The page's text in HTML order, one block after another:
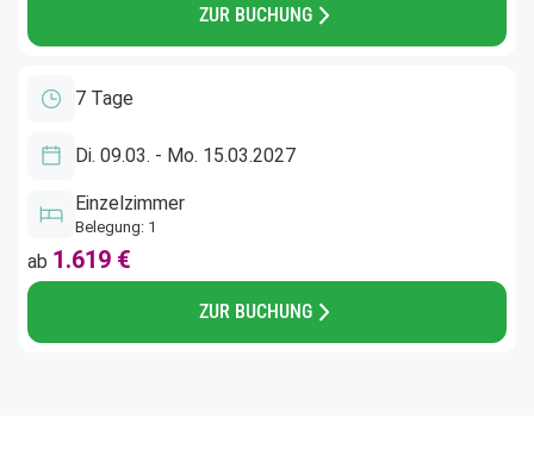
ZUR BUCHUNG
7 Tage
Di. 09.03. - Mo. 15.03.2027
Einzelzimmer
Belegung: 1
ab 1.619 €
ZUR BUCHUNG